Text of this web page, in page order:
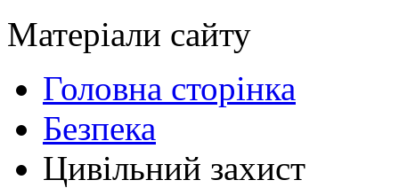
Матеріали сайту
Головна сторінка
Безпека
Цивільний захист